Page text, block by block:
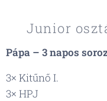
🌿 Junior
Pápa – 3 napos
3× Kitűnő I.
3× HPJ